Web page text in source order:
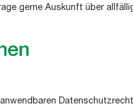
gerne Auskunft über